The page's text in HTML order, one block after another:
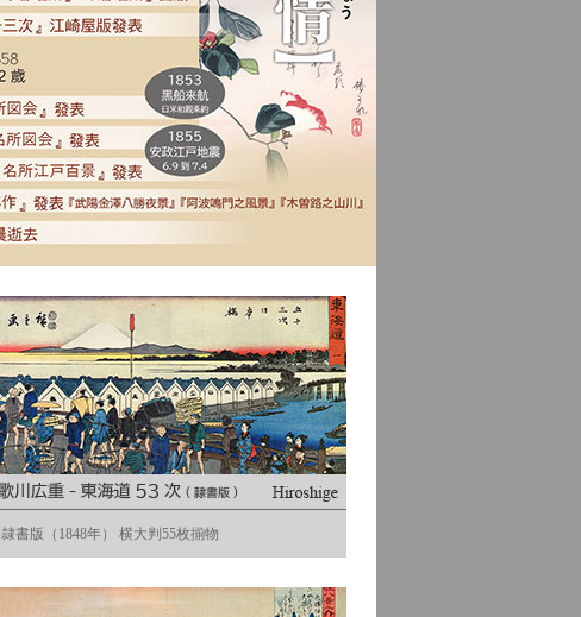
隷書版（1848年） 横大判55枚揃物